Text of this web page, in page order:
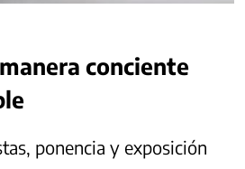
conciente
ponencia y exposición